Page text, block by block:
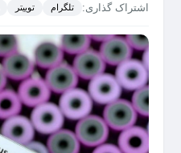
اشتراک گذاری: تلگرام توییتر